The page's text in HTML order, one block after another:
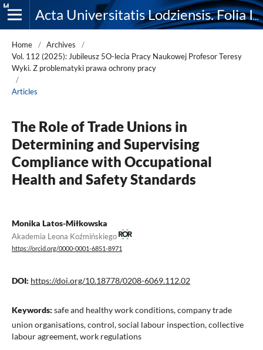
Acta Universitatis Lodziensis. Folia Iuridica
Home / Archives
/
Vol. 112 (2025): Jubileusz 5O-lecia Pracy Naukowej Profesor Teresy
Wyki. Z problematyki prawa ochrony pracy
/
Articles
The Role of Trade Unions in
Determining and Supervising
Compliance with Occupational
Health and Safety Standards
Monika Latos-Miłkowska
Akademia Leona Koźmińskiego
https://orcid.org/0000-0001-6851-8971
DOI: https://doi.org/10.18778/0208-6069.112.02
Keywords: safe and healthy work conditions, company trade
union organisations, control, social labour inspection, collective
labour agreement, work regulations